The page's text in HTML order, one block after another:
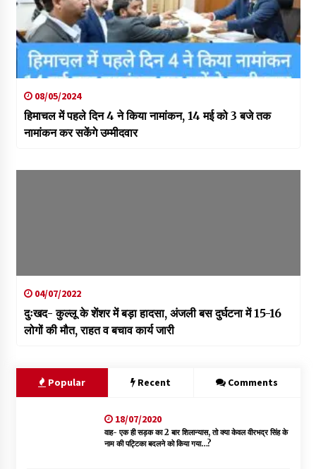
08/05/2024
हिमाचल में पहले दिन 4 ने किया नामांकन, 14 मई को 3 बजे तक
नामांकन कर सकेंगे उम्मीदवार
04/07/2022
दुःखद- कुल्लू के शेंशर में बड़ा हादसा, अंजली बस दुर्घटना में 15-16
लोगों की मौत, राहत व बचाव कार्य जारी
Popular Recent Comments
18/07/2020
वाह- एक ही सड़क का 2 बार शिलान्यास, तो क्या केवल वीरभद्र सिंह के
नाम की पट्टिका बदलने को किया गया…?